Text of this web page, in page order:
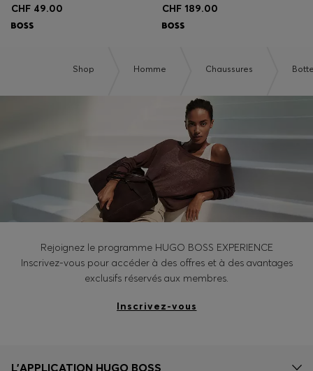
CHF 49.00 CHF 189.00
Shop Homme Chaussures
Rejoignez le programme HUGO BOSS EXPERIENCE
Inscrivez-vous pour accéder à des offres et à des avantages
exclusifs réservés aux membres.
Inscrivez-vous
L’APPLICATION HUGO BOSS